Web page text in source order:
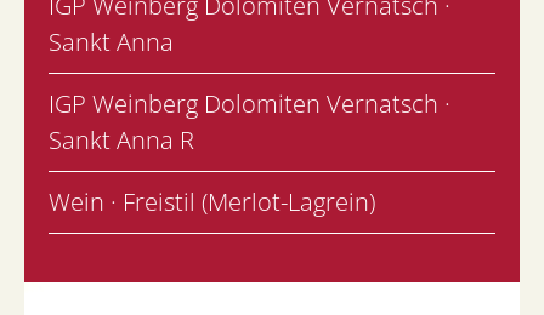
Sankt Anna
IGP Weinberg Dolomiten Vernatsch ·
Sankt Anna R
Wein · Freistil (Merlot-Lagrein)